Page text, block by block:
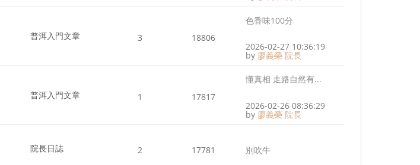
普洱入門文章 3 18806
色香味100分
2026-02-27 10:36:19
by 廖義榮 院長
普洱入門文章 1 17817
懂真相 走路自然有...
2026-02-26 08:36:29
by 廖義榮 院長
院長日誌 2 17781
別吹牛